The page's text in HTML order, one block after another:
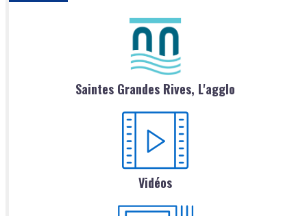
Saintes Grandes Rives, L'agglo
Vidéos